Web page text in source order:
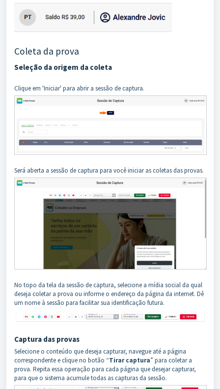
Coleta da prova
Seleção da origem da coleta
Clique em 'Iniciar' para abrir a sessão de captura.
Será aberta a sessão de captura para você iniciar as coletas das provas.
No topo da tela da sessão de captura, selecione a mídia social da qual
deseja coletar a prova ou informe o endereço da página da internet. Dê
um nome à sessão para facilitar sua identificação futura.
Captura das provas
Selecione o conteúdo que deseja capturar, navegue até a página
correspondente e clique no botão “Tirar captura” para coletar a
prova. Repita essa operação para cada página que desejar capturar,
para que o sistema acumule todas as capturas da sessão.